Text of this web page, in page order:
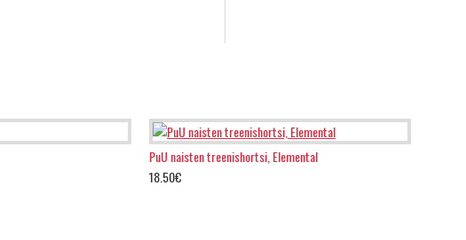
PuU naisten treenishortsi, Elemental
18.50€